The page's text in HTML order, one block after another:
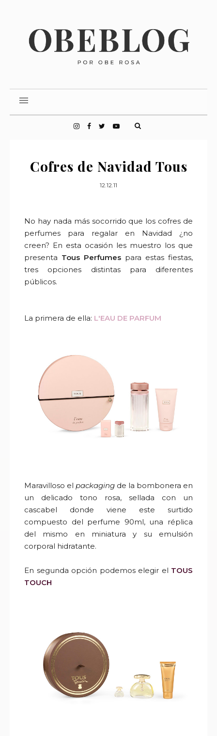
Cofres de Navidad Tous
12.12.11
No hay nada más socorrido que los cofres de
perfumes para regalar en Navidad ¿no
creen? En esta ocasión les muestro los que
presenta Tous Perfumes para estas fiestas,
tres opciones distintas para diferentes
públicos.
La primera de ella: L'EAU DE PARFUM
Maravilloso el packaging de la bombonera en
un delicado tono rosa, sellada con un
cascabel donde viene este surtido
compuesto del perfume 90ml, una réplica
del mismo en miniatura y su emulsión
corporal hidratante.
En segunda opción podemos elegir el TOUS
TOUCH